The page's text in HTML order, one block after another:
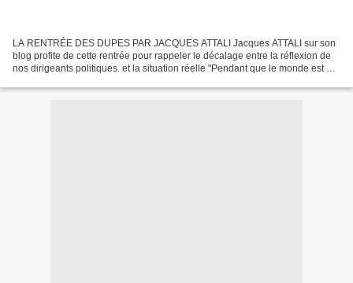
LA RENTRÉE DES DUPES PAR JACQUES ATTALI Jacques ATTALI sur son
blog profite de cette rentrée pour rappeler le décalage entre la réflexion de
nos dirigeants politiques. et la situation réelle "Pendant que le monde est en